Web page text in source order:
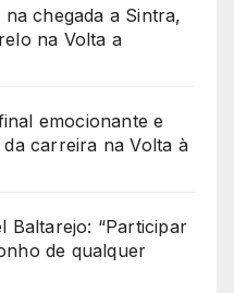
chegada a Sintra,
na Volta a
emocionante e
carreira na Volta à
Baltarejo: “Participar
de qualquer